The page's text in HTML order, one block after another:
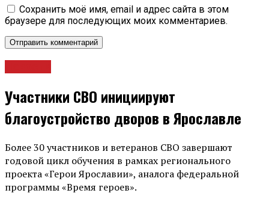
Сохранить моё имя, email и адрес сайта в этом
браузере для последующих моих комментариев.
Участники СВО инициируют
благоустройство дворов в Ярославле
Более 30 участников и ветеранов СВО завершают
годовой цикл обучения в рамках регионального
проекта «Герои Ярославии», аналога федеральной
программы «Время героев».